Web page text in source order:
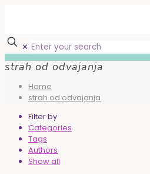
✕
strah od odvajanja
Home
strah od odvajanja
Filter by
Categories
Tags
Authors
Show all